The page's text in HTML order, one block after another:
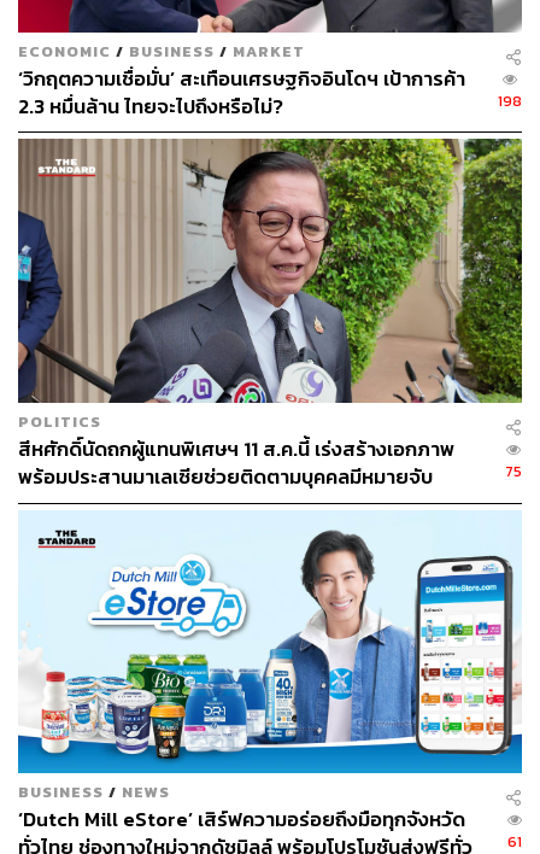
พิทักษ์ วุฒินนท์ชัย, Vice President of Geoscience
การทำงานที่บ้านปูจะไม่มีคำว่า ‘ปิดบัง’ ข้อมูลต่อกัน และไม่มี
ใครกลัวความผิดพลาด หากผิดพลาดเราก็ยอมรับและเรียนรู้
จากสิ่งนั้น สิ่งที่สร้างวัฒนธรรมการทำงานแบบนี้คือ ‘ความ
เชื่อใจ’
THE STANDARD WEALTH จึงสอบถามเพิ่มเติมกับคนไทย
อีกหนึ่งท่านคือ เกรียงไกร พฤกษาชาติ Operation
Excellence Officer ว่า ‘ความเชื่อใจ’ ของคนในองค์กร ที่เต็ม
ไปด้วยคนที่ต่างกันนั้นสร้างขึ้นมาได้อย่างไร?
เกรียงไกรเล่าว่า ตั้งแต่เริ่มเข้ามาทำงานที่บ้านปู ซึ่งก็ตั้งแต่
เมื่อ 14 ปีที่แล้ว บทเรียนวันแรกที่ตนเองได้รับจากพี่ในทีมคือ
ต้องให้เครดิต หรือที่เรียกว่าการให้คุณค่าแก่เจ้าของผลงาน
กับคนในทีมอยู่เสมอเพื่อเป็นการ ‘ใช้ใจซื้อใจ’เพราะต้องไม่
ลืมว่าการที่งานจะสำเร็จได้นั้นมาจากความร่วมมือของทุกๆ
คน และการให้เกียรติเจ้าของผลงานตามสิ่งที่แต่ละคนมีส่วน
ช่วยกันนั้น ถือเป็นสัญญาณของความเคารพนอบน้อม ส่งผล
ให้การทำงานง่ายขึ้นและความเชื่อใจก็เพิ่มขึ้น
ECONOMIC / BUSINESS / MARKET
‘วิกฤตความเชื่อมั่น’ สะเทือนเศรษฐกิจอินโดฯ เป้าการค้า
2.3 หมื่นล้าน ไทยจะไปถึงหรือไม่?
198
POLITICS
สีหศักดิ์นัดถกผู้แทนพิเศษฯ 11 ส.ค.นี้ เร่งสร้างเอกภาพ
พร้อมประสานมาเลเซียช่วยติดตามบุคคลมีหมายจับ
75
BUSINESS / NEWS
‘Dutch Mill eStore’ เสิร์ฟความอร่อยถึงมือทุกจังหวัด
ทั่วไทย ช่องทางใหม่จากดัชมิลล์ พร้อมโปรโมชันส่งฟรีทั่ว
61